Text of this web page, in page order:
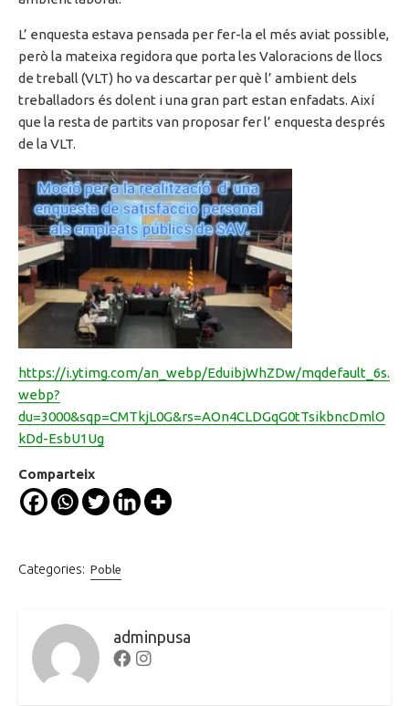
L’ enquesta estava pensada per fer-la el més aviat possible,
però la mateixa regidora que porta les Valoracions de llocs
de treball (VLT) ho va descartar per què l’ ambient dels
treballadors és dolent i una gran part estan enfadats. Així
que la resta de partits van proposar fer l’ enquesta després
de la VLT.
https://i.ytimg.com/an_webp/EduibjWhZDw/mqdefault_6s.
webp?
du=3000&sqp=CMTkjL0G&rs=AOn4CLDGqG0tTsikbncDmlO
kDd-EsbU1Ug
Comparteix
Categories: Poble
adminpusa
FacebookInstagram